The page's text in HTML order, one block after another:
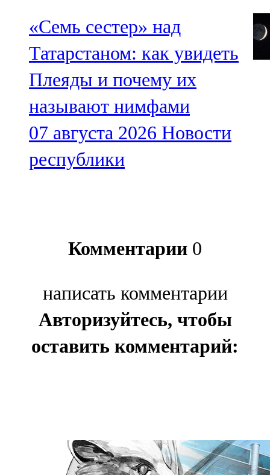
«Семь сестер» над
Татарстаном: как увидеть
Плеяды и почему их
называют нимфами
07 августа 2026 Новости
республики
Комментарии 0
написать комментарии
Авторизуйтесь, чтобы
оставить комментарий: